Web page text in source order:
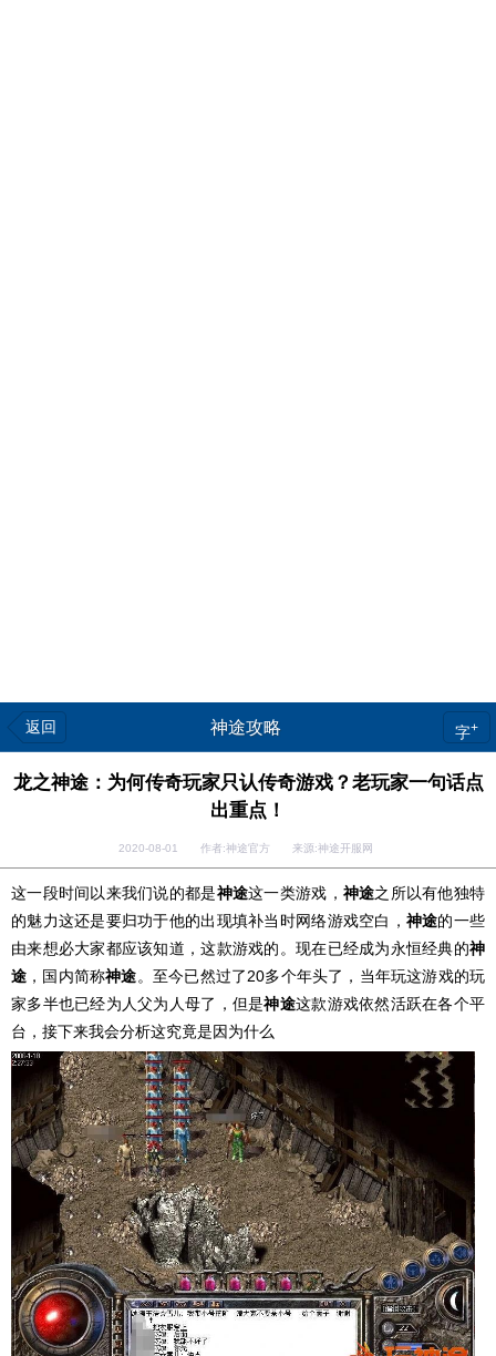
返回 神途攻略 字+
龙之神途：为何传奇玩家只认传奇游戏？老玩家一句话点
出重点！
2020-08-01 作者:神途官方 来源:神途开服网
这一段时间以来我们说的都是神途这一类游戏， 神途之所以有他独特
的魅力这还是要归功于他的出现填补当时网络游戏空白， 神途的一些
由来想必大家都应该知道，这款游戏的。现在已经成为永恒经典的神
途 ，国内简称神途。至今已然过了20多个年头了，当年玩这游戏的玩
家多半也已经为人父为人母了，但是神途这款游戏依然活跃在各个平
台，接下来我会分析这究竟是因为什么